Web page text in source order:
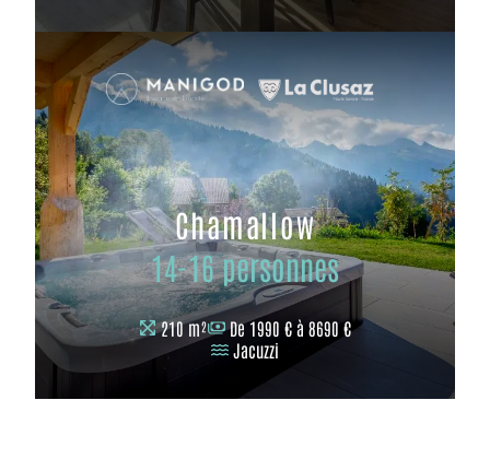
Chamallow
14-16 personnes
210 m²
De 1990 € à 8690 €
Jacuzzi